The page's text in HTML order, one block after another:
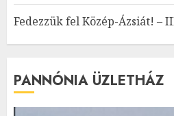
Fedezzük fel Közép-Ázsiát! –
PANNÓNIA ÜZLETHÁZ